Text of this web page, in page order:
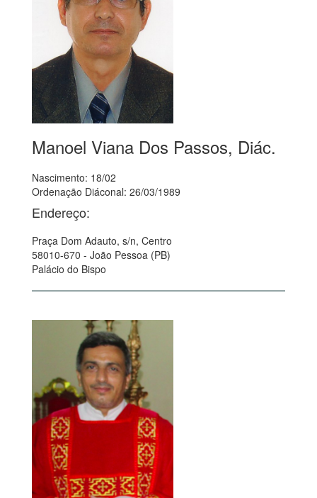
Manoel Viana Dos Passos, Diác.
Nascimento: 18/02
Ordenação Diáconal: 26/03/1989
Endereço:
Praça Dom Adauto, s/n, Centro
58010-670 - João Pessoa (PB)
Palácio do Bispo